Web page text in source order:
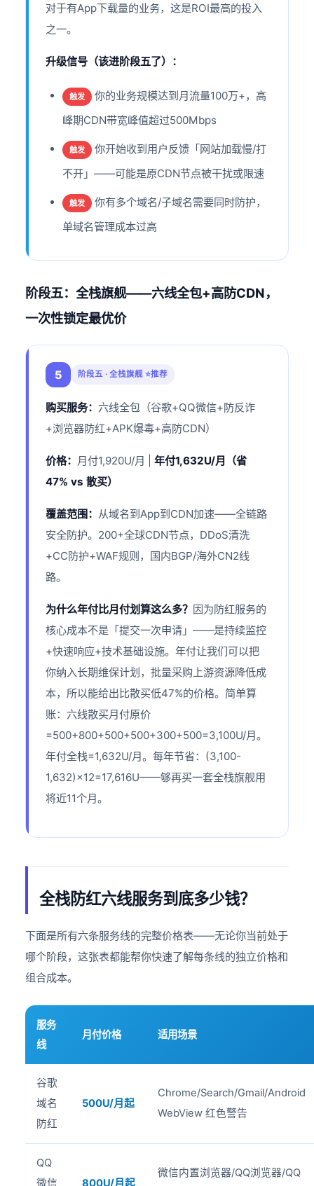
对于有App下载量的业务，这是ROI最高的投入
之一。
升级信号（该进阶段五了）：
触发
你的业务规模达到月流量100万+，高
峰期CDN带宽峰值超过500Mbps
触发
你开始收到用户反馈「网站加载慢/打
不开」——可能是原CDN节点被干扰或限速
触发
你有多个域名/子域名需要同时防护，
单域名管理成本过高
阶段五：全栈旗舰——六线全包+高防CDN，
一次性锁定最优价
5 阶段五 · 全栈旗舰 ⭐推荐
购买服务：六线全包（谷歌+QQ微信+防反诈
+浏览器防红+APK爆毒+高防CDN）
价格： 月付1,920U/月 |年付1,632U/月（省
47% vs 散买）
覆盖范围： 从域名到App到CDN加速——全链路
安全防护。200+全球CDN节点，DDoS清洗
+CC防护+WAF规则，国内BGP/海外CN2线
路。
为什么年付比月付划算这么多？ 因为防红服务的
核心成本不是「提交一次申请」——是持续监控
+快速响应+技术基础设施。年付让我们可以把
你纳入长期维保计划，批量采购上游资源降低成
本，所以能给出比散买低47%的价格。简单算
账：六线散买月付原价
=500+800+500+500+300+500=3,100U/月。
年付全栈=1,632U/月。每年节省：(3,100-
1,632)×12=17,616U——够再买一套全栈旗舰用
将近11个月。
全栈防红六线服务到底多少钱？
下面是所有六条服务线的完整价格表——无论你当前处于
哪个阶段，这张表都能帮你快速了解每条线的独立价格和
组合成本。
服务
线
月付价格 适用场景
谷歌
域名
防红
500U/月起
Chrome/Search/Gmail/Android
WebView 红色警告
QQ
微信
800U/月起
微信内置浏览器/QQ浏览器/QQ